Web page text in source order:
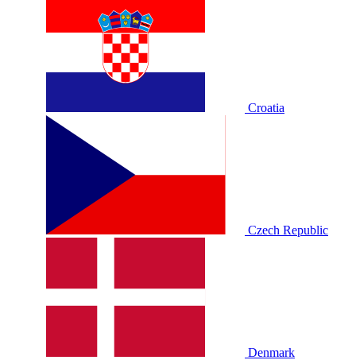
Croatia
Czech Republic
Denmark